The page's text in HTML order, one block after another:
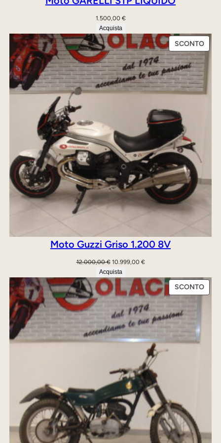
1.500,00 €
Acquista
SCONTO
IN
Moto Guzzi Griso 1.200 8V
12.000,00€ Il
prezzo
originale
era:
12.000,00 €.
10.999,00 €Il
attuale
è:
10.999,00 €.
Acquista
SCONTO
IN